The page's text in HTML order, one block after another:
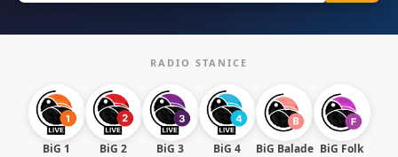
RADIO STANICE
BiG 1 BiG 2 BiG 3 BiG 4 BiG Balade BiG Folk